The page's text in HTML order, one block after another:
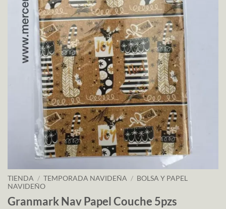
TIENDA / TEMPORADA NAVIDEÑA / BOLSA Y PAPEL
NAVIDEÑO
Granmark Nav Papel Couche 5pzs